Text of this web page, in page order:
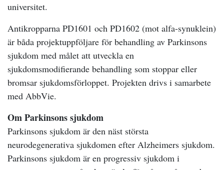
universitet.
Antikropparna PD1601 och PD1602 (mot alfa-synuklein)
är båda projektuppföljare för behandling av Parkinsons
sjukdom med målet att utveckla en
sjukdomsmodifierande behandling som stoppar eller
bromsar sjukdomsförloppet. Projekten drivs i samarbete
med AbbVie.
Om Parkinsons sjukdom
Parkinsons sjukdom är den näst största
neurodegenerativa sjukdomen efter Alzheimers sjukdom.
Parkinsons sjukdom är en progressiv sjukdom i